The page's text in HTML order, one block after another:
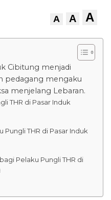
A A A
Cibitung menjadi
pedagang mengaku
menjelang Lebaran.
THR di Pasar Induk
THR di Pasar Induk
Pelaku Pungli THR di